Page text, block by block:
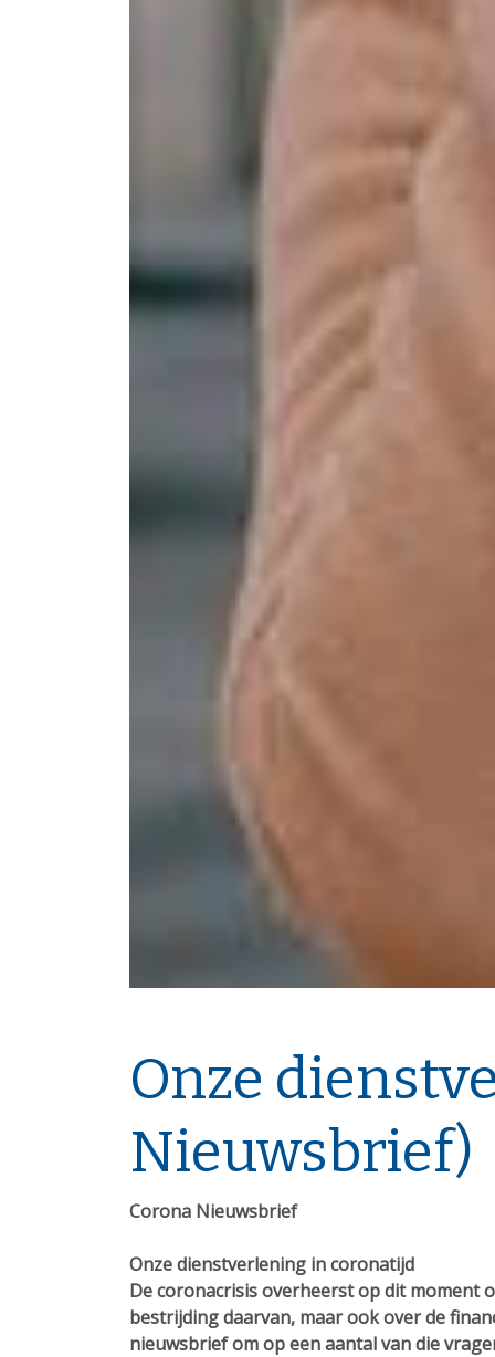
Onze
Nieuwsbrief)
Corona Nieuwsbrief
Onze dienstverlening in coronatijd
De coronacrisis overheerst op dit moment
bestrijding daarvan, maar ook over de
nieuwsbrief om op een aantal van die